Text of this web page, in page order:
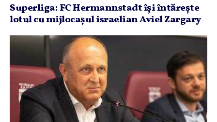
Superliga: FC Hermannstadt îşi întăreşte
lotul cu mijlocaşul israelian Aviel Zargary